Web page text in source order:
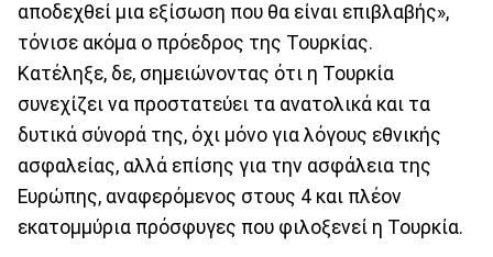
αποδεχθεί μια εξίσωση που θα είναι επιβλαβής»,
τόνισε ακόμα ο πρόεδρος της Τουρκίας.
Κατέληξε, δε, σημειώνοντας ότι η Τουρκία
συνεχίζει να προστατεύει τα ανατολικά και τα
δυτικά σύνορά της, όχι μόνο για λόγους εθνικής
ασφαλείας, αλλά επίσης για την ασφάλεια της
Ευρώπης, αναφερόμενος στους 4 και πλέον
εκατομμύρια πρόσφυγες που φιλοξενεί η Τουρκία.